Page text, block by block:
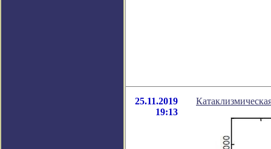
25.11.2019
19:13